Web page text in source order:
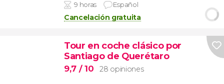
9 horas Español
Cancelación gratuita
Tour en coche clásico por
Santiago de Querétaro
9,7 / 10 28 opiniones